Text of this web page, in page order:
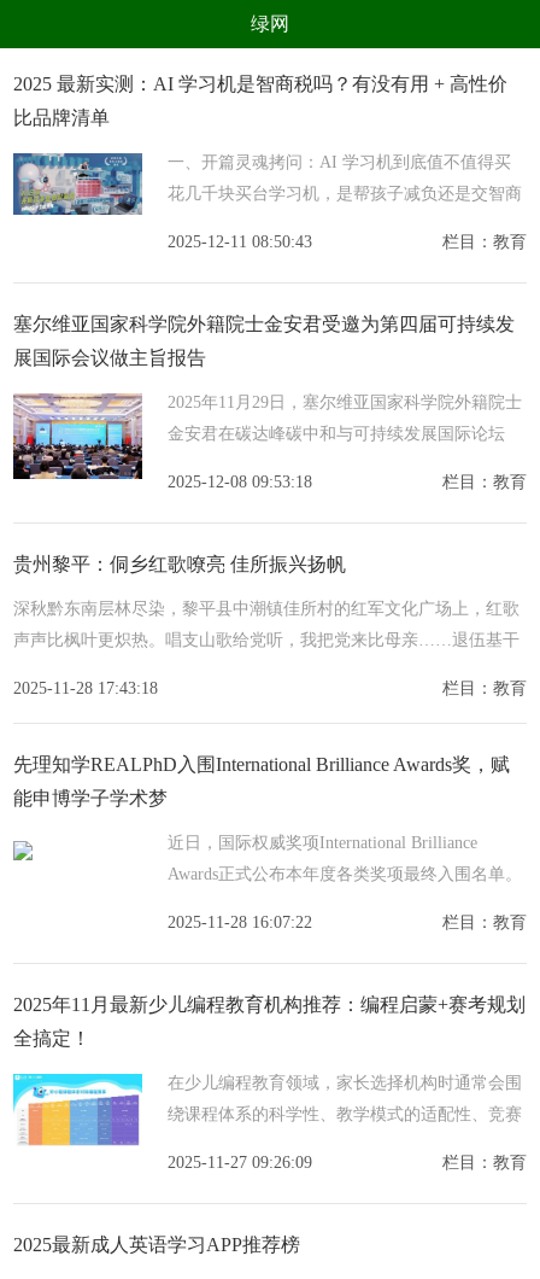
绿网
组织 养生 公益 出行
生态
亲子 电器 数码 旅游
时尚
2025 最新实测：AI 学习机是智商税吗？有没有用 + 高性价
比品牌清单
一、开篇灵魂拷问：AI 学习机到底值不值得买
花几千块买台学习机，是帮孩子减负还是交智商
花哨，实
2025-12-11 08:50:43 栏目：教育
塞尔维亚国家科学院外籍院士金安君受邀为第四届可持续发
展国际会议做主旨报告
2025年11月29日，塞尔维亚国家科学院外籍院士
金安君在碳达峰碳中和与可持续发展国际论坛
即将发表的同
2025-12-08 09:53:18 栏目：教育
贵州黎平：侗乡红歌嘹亮 佳所振兴扬帆
深秋黔东南层林尽染，黎平县中潮镇佳所村的红军文化广场上，红歌
声声比枫叶更炽热。唱支山歌给党听，我把党来比母亲……退伍基干
2025-11-28 17:43:18
栏目：教育
先理知学REALPhD入围International Brilliance Awards奖，赋
能申博学子学术梦
近日，国际权威奖项International Brilliance
Awards正式公布本年度各类奖项最终入围名单。
谨
2025-11-28 16:07:22 栏目：教育
2025年11月最新少儿编程教育机构推荐：编程启蒙+赛考规划
全搞定！
在少儿编程教育领域，家长选择机构时通常会围
绕课程体系的科学性、教学模式的适配性、竞赛
与综合素养
2025-11-27 09:26:09 栏目：教育
2025最新成人英语学习APP推荐榜